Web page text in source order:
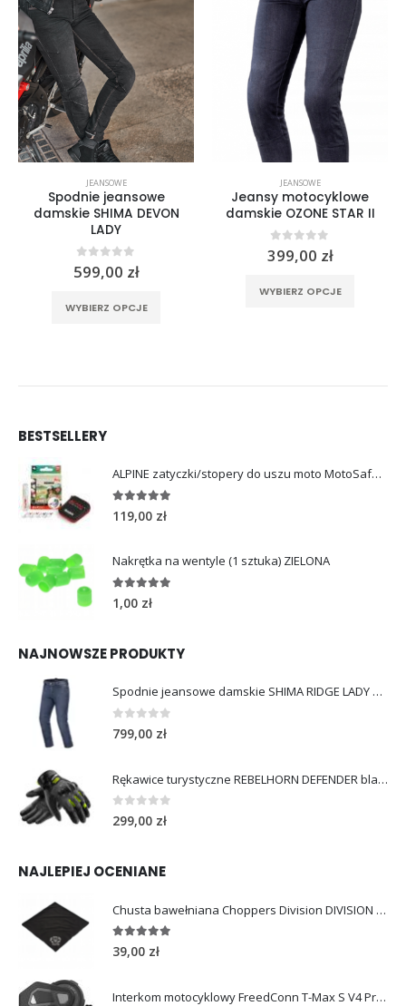
JEANSOWE
Spodnie jeansowe
damskie SHIMA DEVON
LADY
0out of 5
599,00 zł
WYBIERZ OPCJE
JEANSOWE
Jeansy motocyklowe
damskie OZONE STAR II
0out of 5
399,00 zł
WYBIERZ OPCJE
BESTSELLERY
ALPINE zatyczki/stopery do uszu moto MotoSafe Pro
4.96out of 5
119,00 zł
Nakrętka na wentyle (1 sztuka) ZIELONA
5.00 out of 5
1,00 zł
NAJNOWSZE PRODUKTY
Spodnie jeansowe damskie SHIMA RIDGE LADY blue
0out of 5
799,00 zł
Rękawice turystyczne REBELHORN DEFENDER black yellow fluo
0 out of 5
299,00 zł
NAJLEPIEJ OCENIANE
Chusta bawełniana Choppers Division DIVISION EAGLE
5.00out of 5
39,00 zł
Interkom motocyklowy FreedConn T-Max S V4 Pro Single